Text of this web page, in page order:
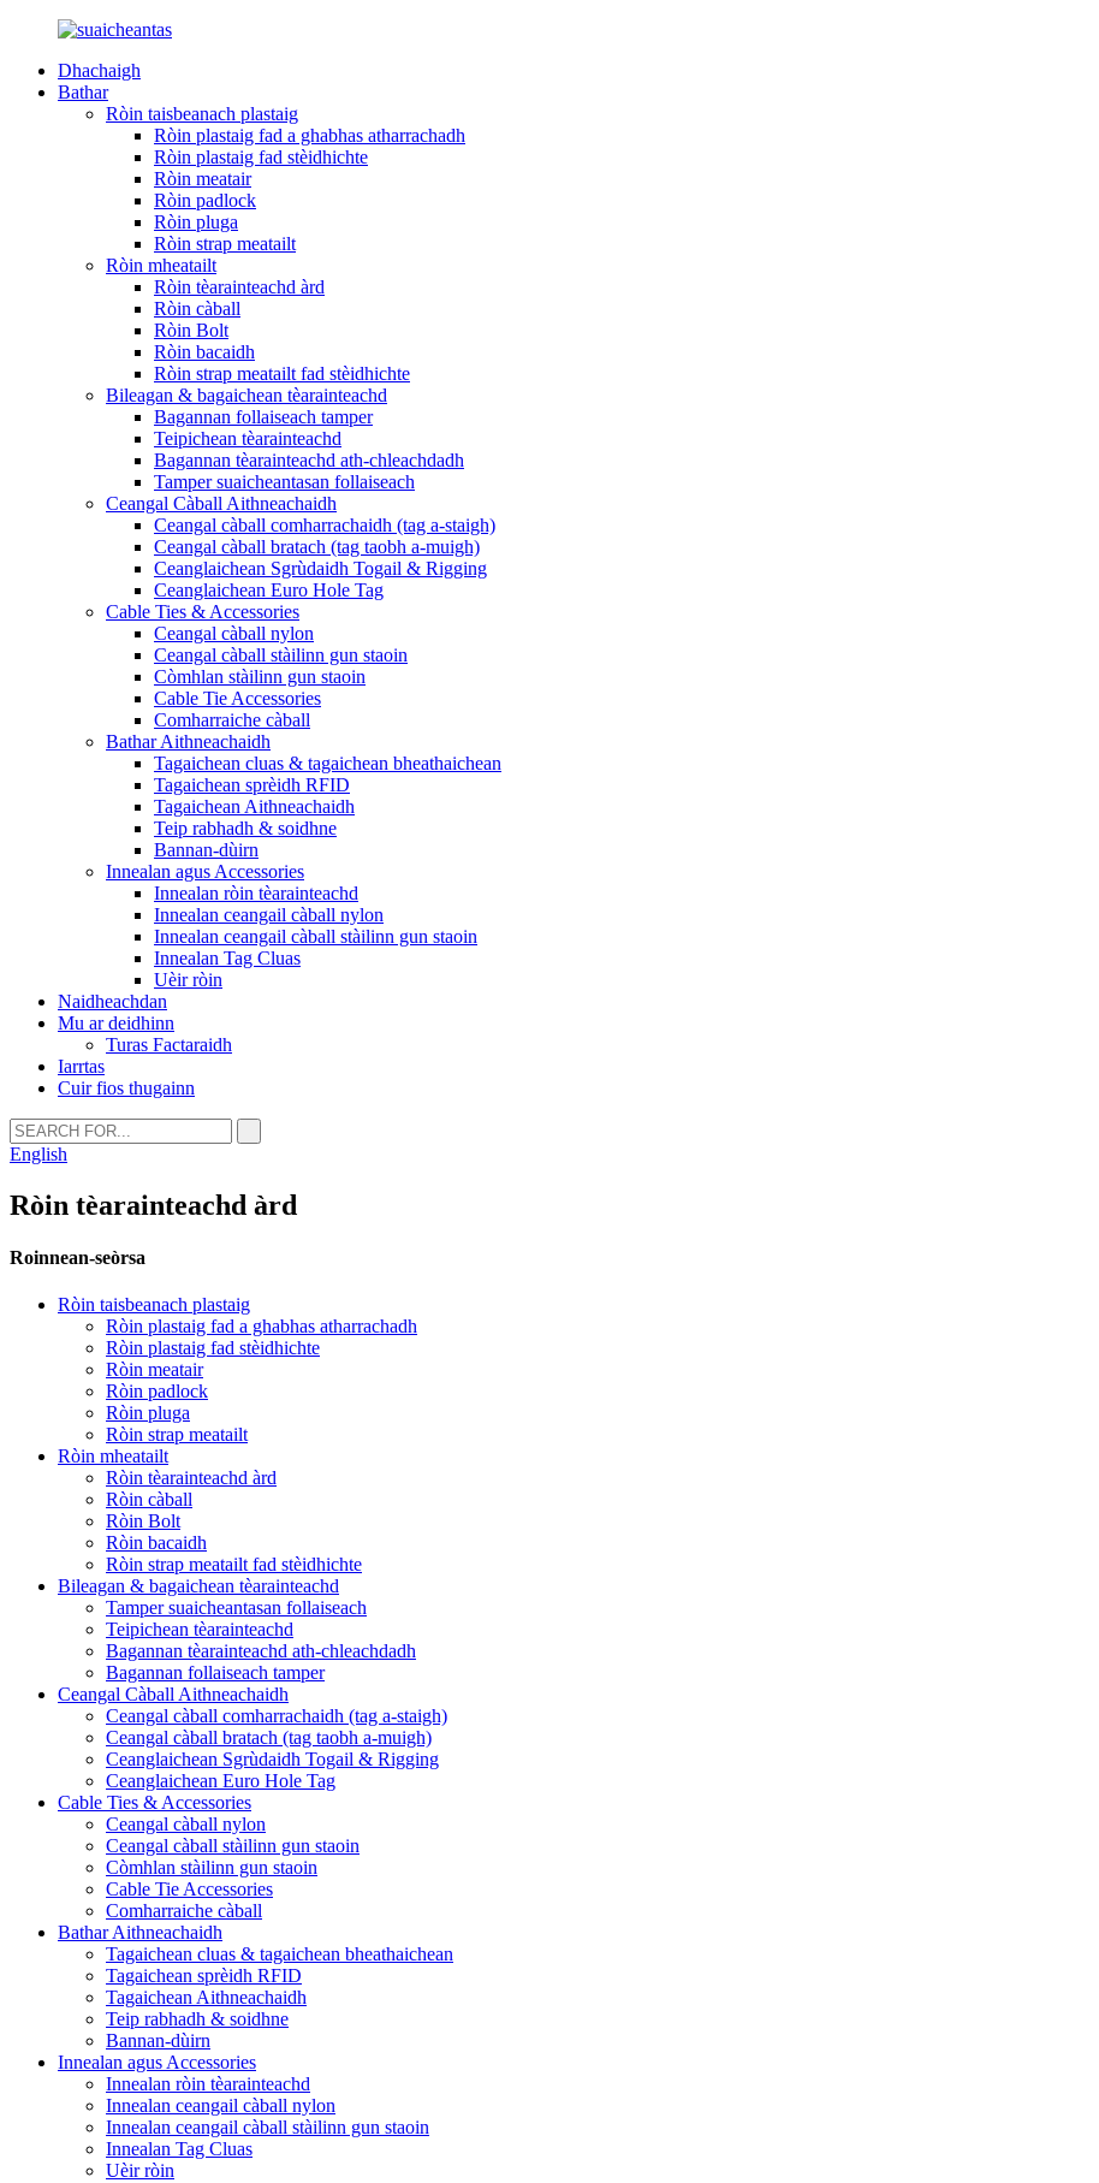
Dhachaigh
Bathar
Ròin taisbeanach plastaig
Ròin plastaig fad a ghabhas atharrachadh
Ròin plastaig fad stèidhichte
Ròin meatair
Ròin padlock
Ròin pluga
Ròin strap meatailt
Ròin mheatailt
Ròin tèarainteachd àrd
Ròin càball
Ròin Bolt
Ròin bacaidh
Ròin strap meatailt fad stèidhichte
Bileagan & bagaichean tèarainteachd
Bagannan follaiseach tamper
Teipichean tèarainteachd
Bagannan tèarainteachd ath-chleachdadh
Tamper suaicheantasan follaiseach
Ceangal Càball Aithneachaidh
Ceangal càball comharrachaidh (tag a-staigh)
Ceangal càball bratach (tag taobh a-muigh)
Ceanglaichean Sgrùdaidh Togail & Rigging
Ceanglaichean Euro Hole Tag
Cable Ties & Accessories
Ceangal càball nylon
Ceangal càball stàilinn gun staoin
Còmhlan stàilinn gun staoin
Cable Tie Accessories
Comharraiche càball
Bathar Aithneachaidh
Tagaichean cluas & tagaichean bheathaichean
Tagaichean sprèidh RFID
Tagaichean Aithneachaidh
Teip rabhadh & soidhne
Bannan-dùirn
Innealan agus Accessories
Innealan ròin tèarainteachd
Innealan ceangail càball nylon
Innealan ceangail càball stàilinn gun staoin
Innealan Tag Cluas
Uèir ròin
Naidheachdan
Mu ar deidhinn
Turas Factaraidh
Iarrtas
Cuir fios thugainn
English
Ròin tèarainteachd àrd
Roinnean-seòrsa
Ròin taisbeanach plastaig
Ròin plastaig fad a ghabhas atharrachadh
Ròin plastaig fad stèidhichte
Ròin meatair
Ròin padlock
Ròin pluga
Ròin strap meatailt
Ròin mheatailt
Ròin tèarainteachd àrd
Ròin càball
Ròin Bolt
Ròin bacaidh
Ròin strap meatailt fad stèidhichte
Bileagan & bagaichean tèarainteachd
Tamper suaicheantasan follaiseach
Teipichean tèarainteachd
Bagannan tèarainteachd ath-chleachdadh
Bagannan follaiseach tamper
Ceangal Càball Aithneachaidh
Ceangal càball comharrachaidh (tag a-staigh)
Ceangal càball bratach (tag taobh a-muigh)
Ceanglaichean Sgrùdaidh Togail & Rigging
Ceanglaichean Euro Hole Tag
Cable Ties & Accessories
Ceangal càball nylon
Ceangal càball stàilinn gun staoin
Còmhlan stàilinn gun staoin
Cable Tie Accessories
Comharraiche càball
Bathar Aithneachaidh
Tagaichean cluas & tagaichean bheathaichean
Tagaichean sprèidh RFID
Tagaichean Aithneachaidh
Teip rabhadh & soidhne
Bannan-dùirn
Innealan agus Accessories
Innealan ròin tèarainteachd
Innealan ceangail càball nylon
Innealan ceangail càball stàilinn gun staoin
Innealan Tag Cluas
Uèir ròin